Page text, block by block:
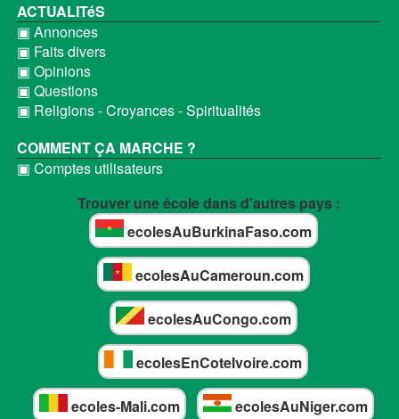
ACTUALITéS
▣ Annonces
▣ Faits divers
▣ Opinions
▣ Questions
▣ Religions - Croyances - Spiritualités
COMMENT ÇA MARCHE ?
▣ Comptes utilisateurs
Trouver une école dans d'autres pays :
ecolesAuBurkinaFaso.com
ecolesAuCameroun.com
ecolesAuCongo.com
ecolesEnCoteIvoire.com
ecoles-Mali.com ecolesAuNiger.com